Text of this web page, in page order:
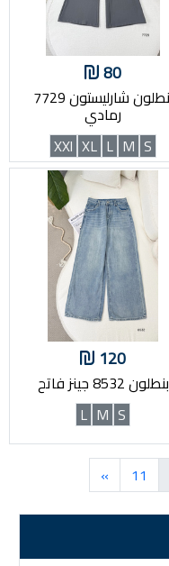
80
بنطلون شارليستون 7729
رمادي
S
M
L
XL
XXl
120
بنطلون 8532 جينز فاتح
S
M
L
11
»